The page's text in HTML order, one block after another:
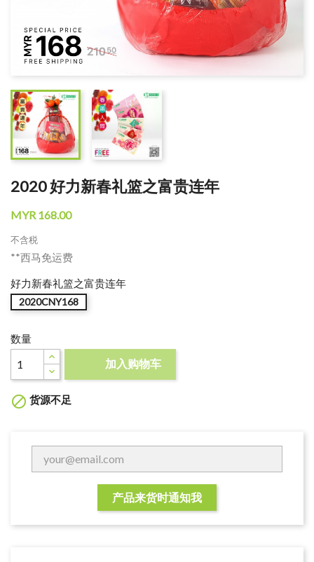
2020 好力新春礼篮之富贵连年
MYR 168.00
不含税
**西马免运费
好力新春礼篮之富贵连年
2020CNY168
数量
加入购物车
 货源不足
产品来货时通知我